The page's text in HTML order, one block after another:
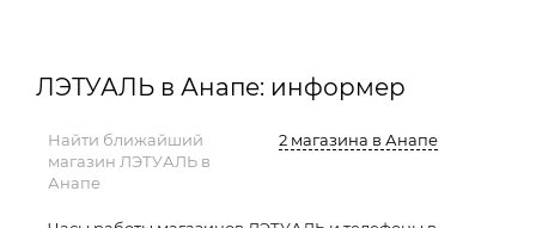
ЛЭТУАЛЬ в Анапе: информер
Найти ближайший
магазин ЛЭТУАЛЬ в
Анапе
2 магазина в Анапе